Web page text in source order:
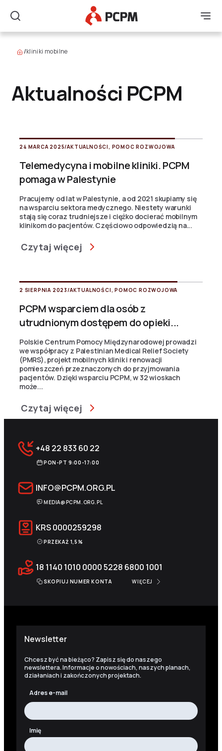
Szukaj
Główne Logo
/kliniki mobilne
Aktualności PCPM
24 MARCA 2025/AKTUALNOŚCI , POMOC ROZWOJOWA
Telemedycyna i mobilne kliniki. PCPM
pomaga w Palestynie
Pracujemy od lat w Palestynie, a od 2021 skupiamy się
na wsparciu sektora medycznego. Niestety warunki
stają się coraz trudniejsze i ciężko docierać mobilnym
klinikom do pacjentów. Częściowo odpowiedzią na...
Czytaj więcej
2 SIERPNIA 2023 /AKTUALNOŚCI ,POMOC ROZWOJOWA
PCPM wsparciem dla osób z
utrudnionym dostępem do opieki...
Polskie Centrum Pomocy Międzynarodowej prowadzi
we współpracy z Palestinian Medical Relief Society
(PMRS), projekt mobilnych klinik i renowacji
pomieszczeń przeznaczonych do przyjmowania
pacjentów. Dzięki wsparciu PCPM, w 32 wioskach
może...
Czytaj więcej
+48 22 833 60 22
PON-PT 9:00-17:00
INFO@PCPM.ORG.PL
MEDIA@PCPM.ORG.PL
KRS0000259298
PRZEKAŻ 1,5%
18 1140 1010 0000 5228 6800 1001
SKOPIUJ NUMER KONTA WIĘCEJ
Newsletter
Chcesz być na bieżąco? Zapisz się do naszego
newslettera. Informacje o nowościach, naszych planach,
działaniach i zakończonych projektach.
Adres e-mail
Imię